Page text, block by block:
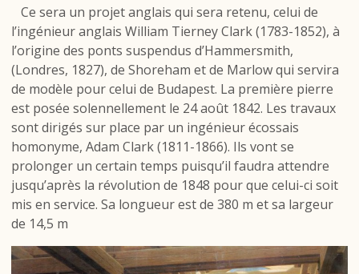
Ce sera un projet anglais qui sera retenu, celui de
l’ingénieur anglais William Tierney Clark (1783-1852), à
l’origine des ponts suspendus d’Hammersmith,
(Londres, 1827), de Shoreham et de Marlow qui servira
de modèle pour celui de Budapest. La première pierre
est posée solennellement le 24 août 1842. Les travaux
sont dirigés sur place par un ingénieur écossais
homonyme, Adam Clark (1811-1866). Ils vont se
prolonger un certain temps puisqu’il faudra attendre
jusqu’après la révolution de 1848 pour que celui-ci soit
mis en service. Sa longueur est de 380 m et sa largeur
de 14,5 m